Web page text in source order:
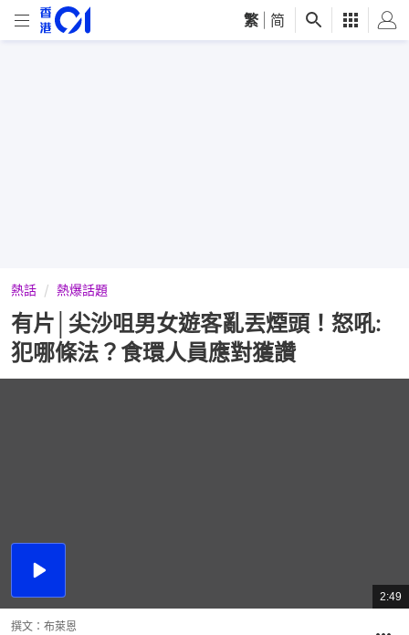
繁 简
熱話 熱爆話題
有片│尖沙咀男女遊客亂丟煙頭！怒吼:
犯哪條法？食環人員應對獲讚
播
總
共
2:49
撰文： 布萊恩